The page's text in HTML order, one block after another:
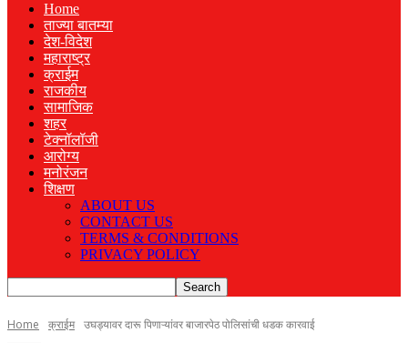
Home
ताज्या बातम्या
देश-विदेश
महाराष्ट्र
क्राईम
राजकीय
सामाजिक
शहर
टेक्नॉलॉजी
आरोग्य
मनोरंजन
शिक्षण
ABOUT US
CONTACT US
TERMS & CONDITIONS
PRIVACY POLICY
Home क्राईम उघड्यावर दारू पिणाऱ्यांवर बाजारपेठ पोलिसांची धडक कारवाई